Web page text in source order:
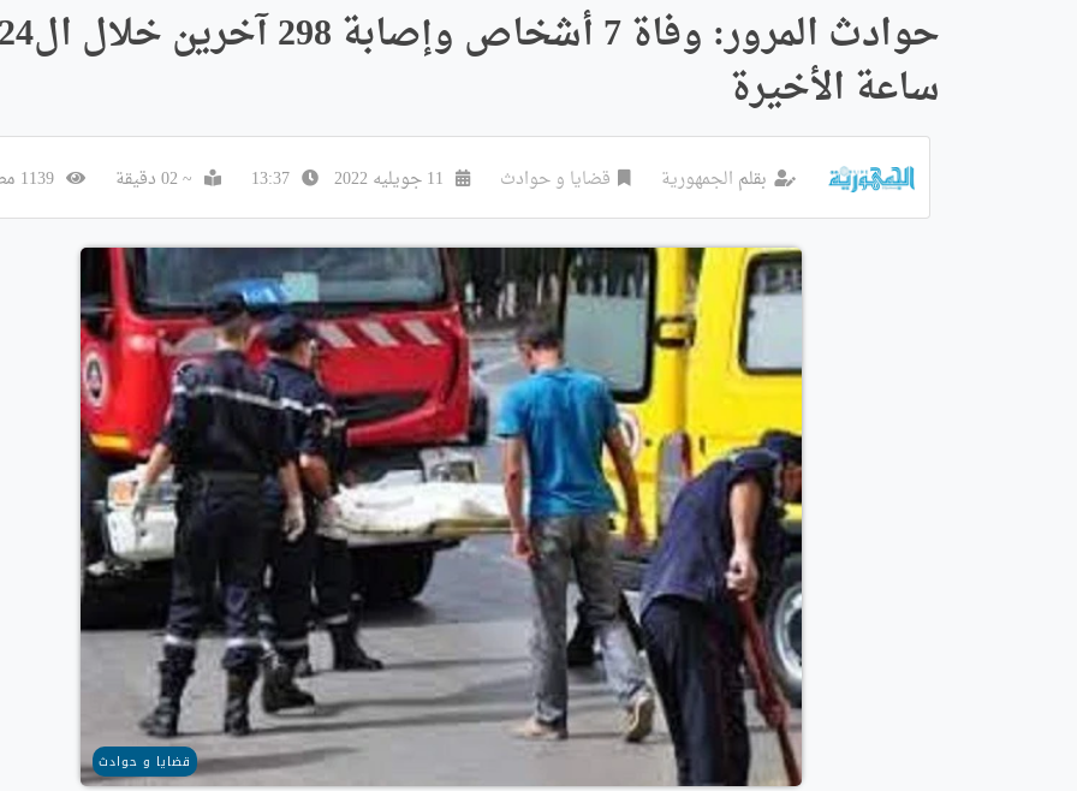
حوادث المرور: وفاة 7 أشخاص وإصابة 298 آخرين خلال ال24
ساعة الأخيرة
بقلم الجمهورية قضايا و حوادث 13:37 ~ 02 دقيقة 1139 مطالعة
قضايا و حوادث